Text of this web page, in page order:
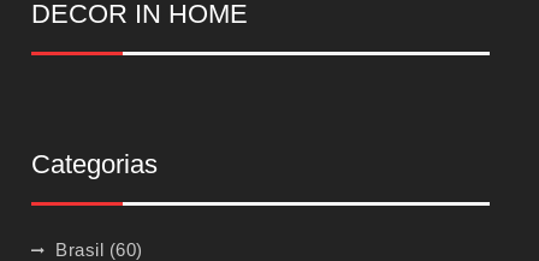
DECOR IN HOME
Categorias
Brasil (60)